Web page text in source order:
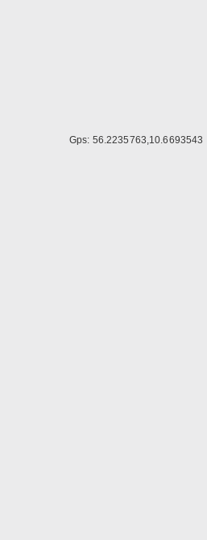
Gps: 56.2235763,10.6693543